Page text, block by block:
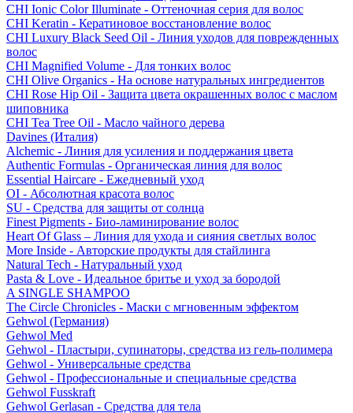
CHI Ionic Color Illuminate - Оттеночная серия для волос
CHI Keratin - Кератиновое восстановление волос
CHI Luxury Black Seed Oil - Линия уходов для поврежденных
волос
CHI Magnified Volume - Для тонких волос
CHI Olive Organics - На основе натуральных ингредиентов
CHI Rose Hip Oil - Защита цвета окрашенных волос с маслом
шиповника
CHI Tea Tree Oil - Масло чайного дерева
Davines (Италия)
Alchemic - Линия для усиления и поддержания цвета
Authentic Formulas - Органическая линия для волос
Essential Haircare - Eжедневный уход
OI - Абсолютная красота волос
SU - Средства для защиты от солнца
Finest Pigments - Био-ламинирование волос
Heart Of Glass – Линия для ухода и сияния светлых волос
More Inside - Авторские продукты для стайлинга
Natural Tech - Натуральный уход
Pasta & Love - Идеальное бритье и уход за бородой
A SINGLE SHAMPOO
The Circle Chronicles - Маски с мгновенным эффектом
Gehwol (Германия)
Gehwol Med
Gehwol - Пластыри, супинаторы, средства из гель-полимера
Gehwol - Универсальные средства
Gehwol - Профессиональные и специальные средства
Gehwol Fusskraft
Gehwol Gerlasan - Средства для тела